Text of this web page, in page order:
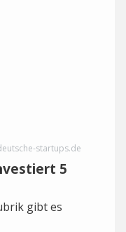
startups.de
5
gibt es